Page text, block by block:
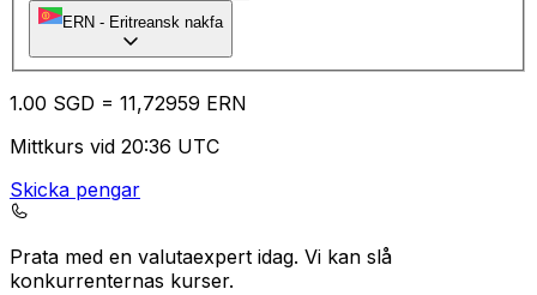
ERN - Eritreansk nakfa
1.00 SGD = 11,72959 ERN
Mittkurs vid 20:36 UTC
Skicka pengar
Prata med en valutaexpert idag. Vi kan slå
konkurrenternas kurser.